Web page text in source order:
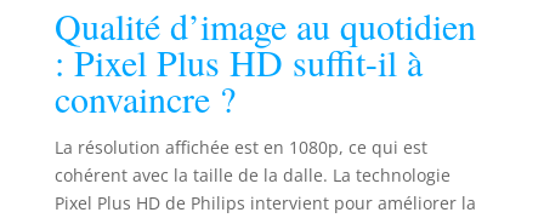
Qualité d’image au quotidien
: Pixel Plus HD suffit-il à
convaincre ?
La résolution affichée est en 1080p, ce qui est
cohérent avec la taille de la dalle. La technologie
Pixel Plus HD de Philips intervient pour améliorer la